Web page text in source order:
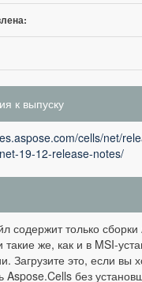
к выпуску
cells/net/
19-12-release-notes/
содержит только
такие же, как и в MSI-
Загрузите это, если вы
Aspose.Cells без